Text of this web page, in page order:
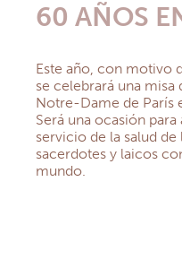
60 AÑOS
Este año, con motivo
se celebrará una
Notre-Dame de París
Será una ocasión
servicio de la salud
sacerdotes y laicos
mundo.